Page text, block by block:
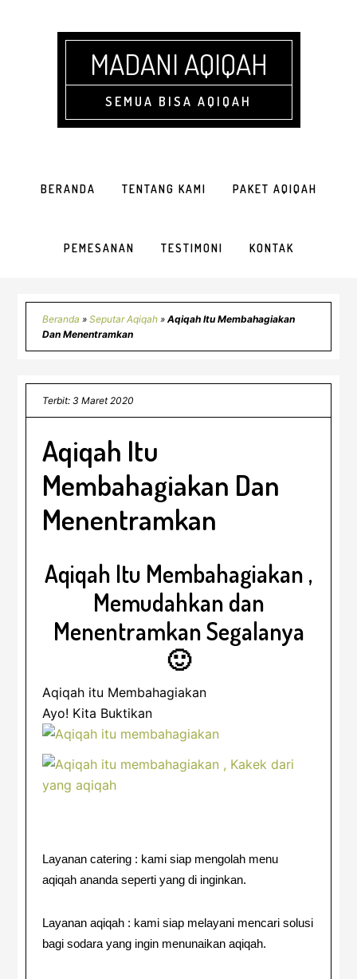
MADANI AQIQAH
SEMUA BISA AQIQAH
BERANDA TENTANG KAMI PAKET AQIQAH
PEMESANAN TESTIMONI KONTAK
Beranda »Seputar Aqiqah »Aqiqah Itu Membahagiakan
Dan Menentramkan
Terbit: 3 Maret 2020
Aqiqah Itu
Membahagiakan Dan
Menentramkan
Aqiqah Itu Membahagiakan ,
Memudahkan dan
Menentramkan Segalanya
🙂
Aqiqah itu Membahagiakan
Ayo! Kita Buktikan
Layanan catering : kami siap mengolah menu
aqiqah ananda seperti yang di inginkan.
Layanan aqiqah : kami siap melayani mencari solusi
bagi sodara yang ingin menunaikan aqiqah.